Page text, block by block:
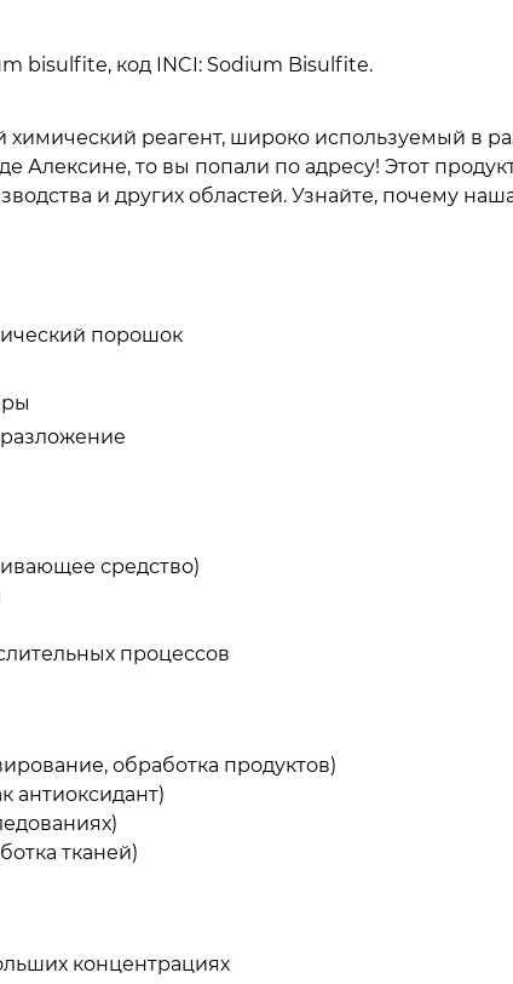
bisulfite, код INCI: Sodium Bisulfite.
химический реагент, широко используемый в
Алексине, то вы попали по адресу! Этот
и других областей. Узнайте, почему
порошок
средство)
процессов
обработка продуктов)
антиоксидант)
тканей)
концентрациях